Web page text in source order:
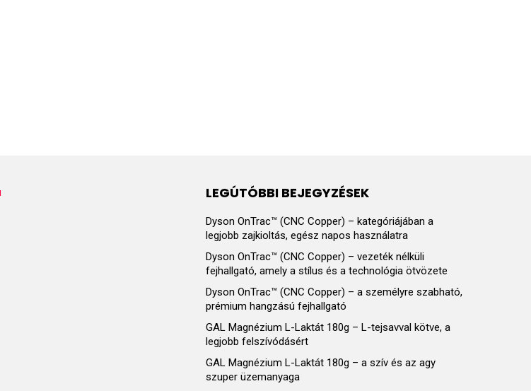
LEGÚTÓBBI BEJEGYZÉSEK
Dyson OnTrac™ (CNC Copper) – kategóriájában a
legjobb zajkioltás, egész napos használatra
Dyson OnTrac™ (CNC Copper) – vezeték nélküli
fejhallgató, amely a stílus és a technológia ötvözete
Dyson OnTrac™ (CNC Copper) – a személyre szabható,
prémium hangzású fejhallgató
GAL Magnézium L-Laktát 180g – L-tejsavval kötve, a
legjobb felszívódásért
GAL Magnézium L-Laktát 180g – a szív és az agy
szuper üzemanyaga